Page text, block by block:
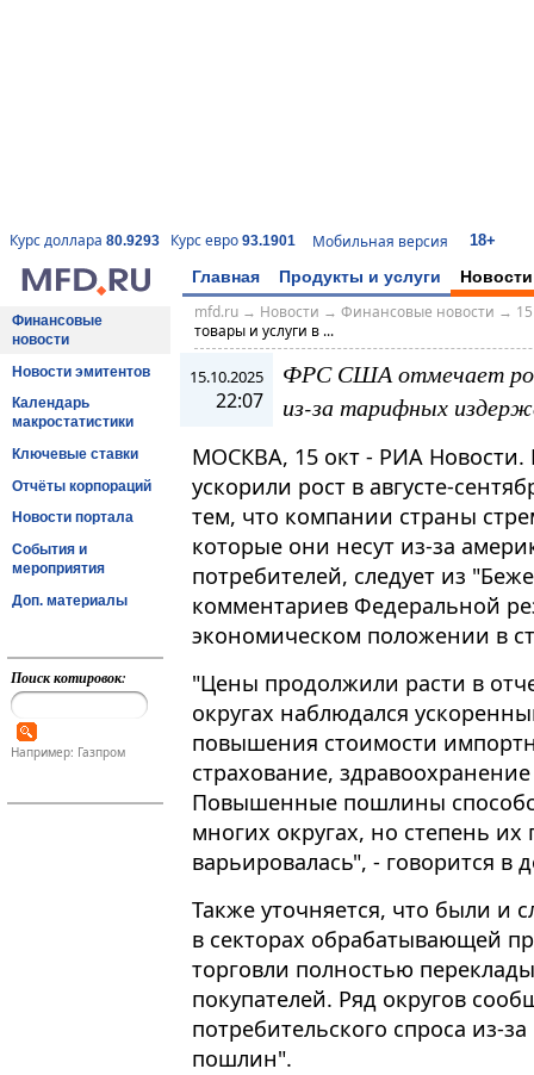
Курс доллара 80.9293 Курс евро 93.1901 Мобильная версия 18+
Главная Продукты и услуги Новости
Финансовые
новости
Новости эмитентов
Календарь
макростатистики
Ключевые ставки
Отчёты корпораций
Новости портала
События и
мероприятия
Доп. материалы
Поиск котировок:
Например: Газпром
mfd.ru→ Новости → Финансовые новости →
товары и услуги в ...
15.10.2025
22:07
ФРС США отмечает
из-за тарифных
МОСКВА, 15 окт - РИА
ускорили рост в августе-
тем, что компании страны
которые они несут из-за
потребителей, следует из
комментариев Федеральной
экономическом положении в
"Цены продолжили расти в
округах наблюдался
повышения стоимости
страхование,
Повышенные пошлины
многих округах, но степень
варьировалась", - говорится в
Также уточняется, что были и
в секторах обрабатывающей
торговли полностью
покупателей. Ряд округов
потребительского спроса из-
пошлин".